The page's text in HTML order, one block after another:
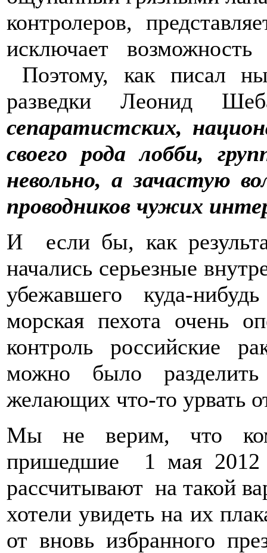
контролеров,
исключает
Поэтому, как писал
разведки Леонид
сепаратистских,
своего рода лобби,
невольно, а зачастую
проводников чужих
И если бы, как
начались серьезные
убежавшего куда-
морская пехота очень
контроль российские
можно было
желающих что-то урвать
Мы не верим, что
пришедшие 1 мая 2012
рассчитывают на такой
хотели увидеть на их
от вновь избранного